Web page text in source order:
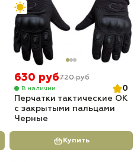
630 руб720 руб
В наличии
0
Перчатки тактические OK
с закрытыми пальцами
Черные
Купить